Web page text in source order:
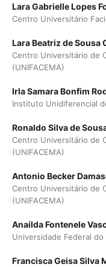
Lara Gabrielle Lopes
Centro Universitário
Lara Beatriz de Sousa
Centro Universitário de
(UNIFACEMA)
Irla Samara Bonfim
Instituto Unidiferencial
Ronaldo Silva de
Centro Universitário de
(UNIFACEMA)
Antonio Becker
Centro Universitário de
(UNIFACEMA)
Anailda Fontenele
Universidade Federal do
Francisca Geisa Silva